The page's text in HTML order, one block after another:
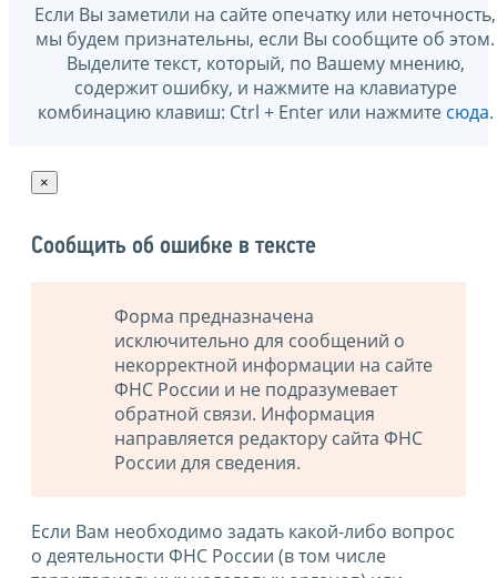
Если Вы заметили на сайте опечатку или неточность,
мы будем признательны, если Вы сообщите об этом.
Выделите текст, который, по Вашему мнению,
содержит ошибку, и нажмите на клавиатуре
комбинацию клавиш: Ctrl + Enter или нажмите сюда.
×
Сообщить об ошибке в тексте
Форма предназначена
исключительно для сообщений о
некорректной информации на сайте
ФНС России и не подразумевает
обратной связи. Информация
направляется редактору сайта ФНС
России для сведения.
Если Вам необходимо задать какой-либо вопрос
о деятельности ФНС России (в том числе